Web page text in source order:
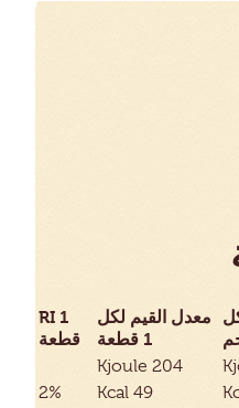
معدل القيم لكل
RI 1
قطعة
Kjoule 204
Kcal 49
2%